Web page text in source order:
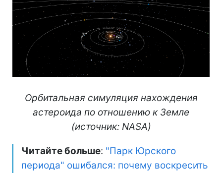
Орбитальная симуляция нахождения
астероида по отношению к Земле
(источник: NASA)
Читайте больше: "Парк Юрского
периода" ошибался: почему воскресить